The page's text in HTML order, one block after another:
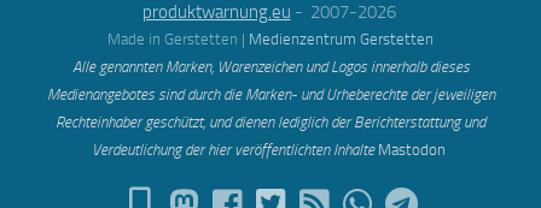
produktwarnung.eu - 2007-2026
Made in Gerstetten | Medienzentrum Gerstetten
Alle genannten Marken, Warenzeichen und Logos innerhalb dieses
Medienangebotes sind durch die Marken- und Urheberechte der jeweiligen
Rechteinhaber geschützt, und dienen lediglich der Berichterstattung und
Verdeutlichung der hier veröffentlichten Inhalte Mastodon